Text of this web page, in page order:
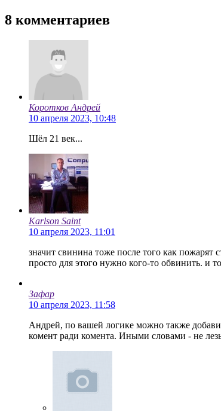
8 комментариев
Коротков Андрей
10 апреля 2023, 10:48
Шёл 21 век...
Karlson Saint
10 апреля 2023, 11:01
значит свинина тоже после того как пожарят
просто для этого нужно кого-то обвинить. и
Зафар
10 апреля 2023, 11:58
Андрей, по вашей логике можно также
комент ради комента. Иными словами - не